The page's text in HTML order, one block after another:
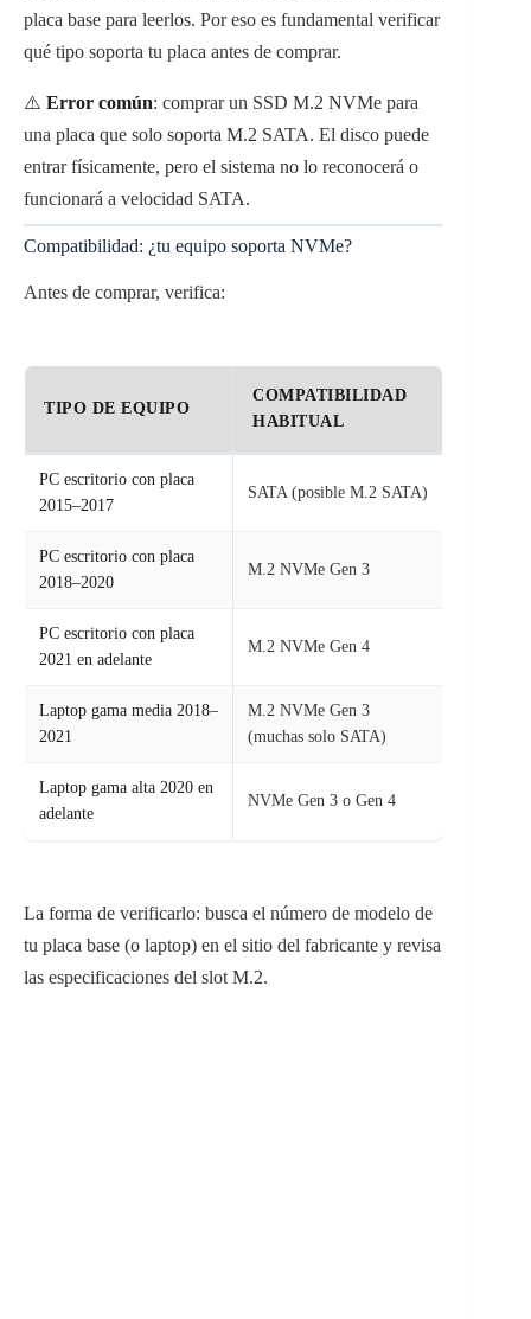
placa base para leerlos. Por eso es fundamental verificar
qué tipo soporta tu placa antes de comprar.
⚠️ Error común: comprar un SSD M.2 NVMe para
una placa que solo soporta M.2 SATA. El disco puede
entrar físicamente, pero el sistema no lo reconocerá o
funcionará a velocidad SATA.
Compatibilidad: ¿tu equipo soporta NVMe?
Antes de comprar, verifica:
TIPO DE EQUIPO
COMPATIBILIDAD
HABITUAL
PC escritorio con placa
2015–2017
SATA (posible M.2 SATA)
PC escritorio con placa
2018–2020
M.2 NVMe Gen 3
PC escritorio con placa
2021 en adelante
M.2 NVMe Gen 4
Laptop gama media 2018–
2021
M.2 NVMe Gen 3
(muchas solo SATA)
Laptop gama alta 2020 en
adelante
NVMe Gen 3 o Gen 4
La forma de verificarlo: busca el número de modelo de
tu placa base (o laptop) en el sitio del fabricante y revisa
las especificaciones del slot M.2.